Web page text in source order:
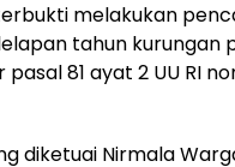
melakukan
tahun kurungan
81 ayat 2 UU RI
diketuai Nirmala